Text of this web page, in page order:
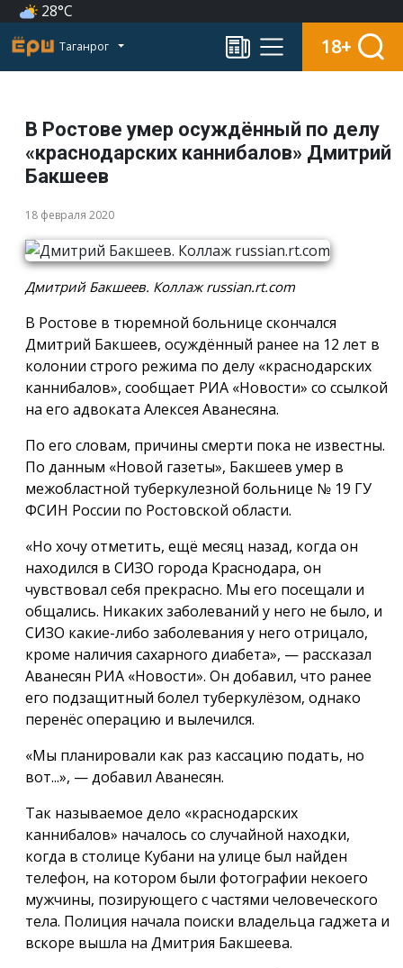
28°C
Таганрог 18+
В Ростове умер осуждённый по делу
«краснодарских каннибалов» Дмитрий
Бакшеев
18 февраля 2020
Дмитрий Бакшеев. Коллаж russian.rt.com
В Ростове в тюремной больнице скончался
Дмитрий Бакшеев, осуждённый ранее на 12 лет в
колонии строго режима по делу «краснодарских
каннибалов», сообщает РИА «Новости» со ссылкой
на его адвоката Алексея Аванесяна.
По его словам, причины смерти пока не известны.
По данным «Новой газеты», Бакшеев умер в
межобластной туберкулезной больнице № 19 ГУ
ФСИН России по Ростовской области.
«Но хочу отметить, ещё месяц назад, когда он
находился в СИЗО города Краснодара, он
чувствовал себя прекрасно. Мы его посещали и
общались. Никаких заболеваний у него не было, и
СИЗО какие-либо заболевания у него отрицало,
кроме наличия сахарного диабета», — рассказал
Аванесян РИА «Новости». Он добавил, что ранее
его подзащитный болел туберкулёзом, однако
перенёс операцию и вылечился.
«Мы планировали как раз кассацию подать, но
вот...», — добавил Аванесян.
Так называемое дело «краснодарских
каннибалов» началось со случайной находки,
когда в столице Кубани на улице был найден
телефон, на котором были фотографии некоего
мужчины, позирующего с частями человеческого
тела. Полиция начала поиски владельца гаджета и
вскоре вышла на Дмитрия Бакшеева.